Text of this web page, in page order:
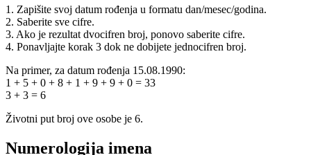
1. Zapišite svoj datum rođenja u formatu dan/mesec/godina.
2. Saberite sve cifre.
3. Ako je rezultat dvocifren broj, ponovo saberite cifre.
4. Ponavljajte korak 3 dok ne dobijete jednocifren broj.
Na primer, za datum rođenja 15.08.1990:
1 + 5 + 0 + 8 + 1 + 9 + 9 + 0 = 33
3 + 3 = 6
Životni put broj ove osobe je 6.
Numerologija imena